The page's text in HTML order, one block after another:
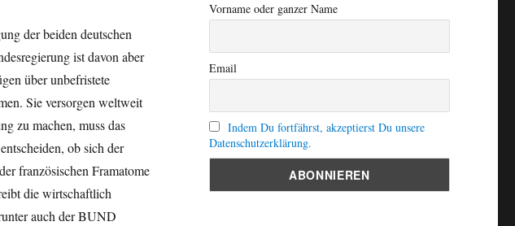
der beiden deutschen
ist davon aber
über unbefristete
Sie versorgen weltweit
zu machen, muss das
ob sich der
französischen Framatome
die wirtschaftlich
auch der BUND
Vorname oder ganzer Name
Email
Indem Du fortfährst, akzeptierst Du unsere
Datenschutzerklärung.